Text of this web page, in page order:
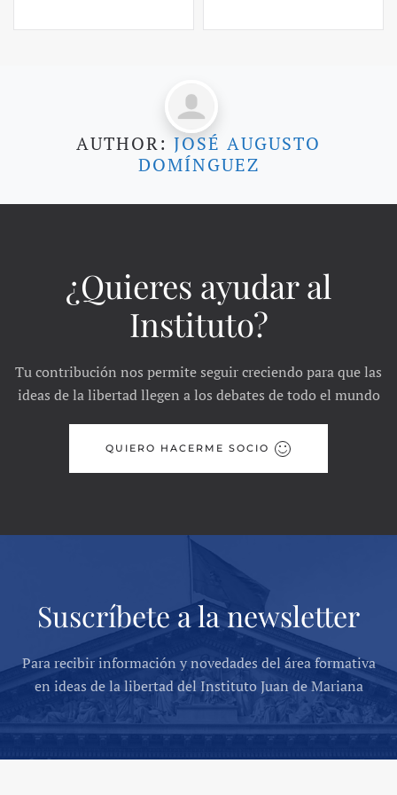
AUTHOR: JOSÉ AUGUSTO
DOMÍNGUEZ
¿Quieres ayudar al
Instituto?
Tu contribución nos permite seguir creciendo para que las
ideas de la libertad llegen a los debates de todo el mundo
QUIERO HACERME SOCIO
Suscríbete a la newsletter
Para recibir información y novedades del área formativa
en ideas de la libertad del Instituto Juan de Mariana